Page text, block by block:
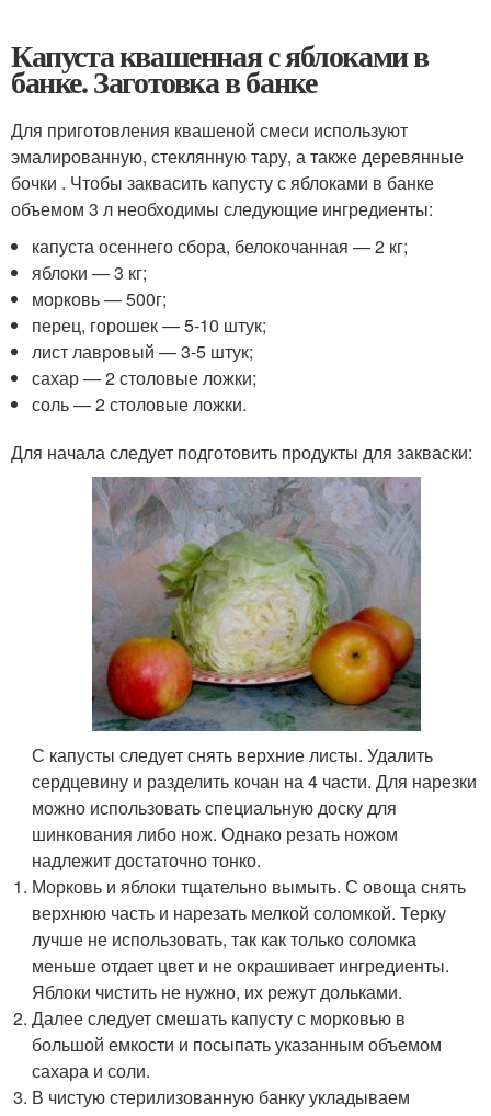
Капуста квашенная с яблоками в
банке. Заготовка в банке
Для приготовления квашеной смеси используют
эмалированную, стеклянную тару, а также деревянные
бочки . Чтобы заквасить капусту с яблоками в банке
объемом 3 л необходимы следующие ингредиенты:
капуста осеннего сбора, белокочанная — 2 кг;
яблоки — 3 кг;
морковь — 500г;
перец, горошек — 5-10 штук;
лист лавровый — 3-5 штук;
сахар — 2 столовые ложки;
соль — 2 столовые ложки.
Для начала следует подготовить продукты для закваски:
С капусты следует снять верхние листы. Удалить
сердцевину и разделить кочан на 4 части. Для нарезки
можно использовать специальную доску для
шинкования либо нож. Однако резать ножом
надлежит достаточно тонко.
Морковь и яблоки тщательно вымыть. С овоща снять
верхнюю часть и нарезать мелкой соломкой. Терку
лучше не использовать, так как только соломка
меньше отдает цвет и не окрашивает ингредиенты.
Яблоки чистить не нужно, их режут дольками.
Далее следует смешать капусту с морковью в
большой емкости и посыпать указанным объемом
сахара и соли.
В чистую стерилизованную банку укладываем